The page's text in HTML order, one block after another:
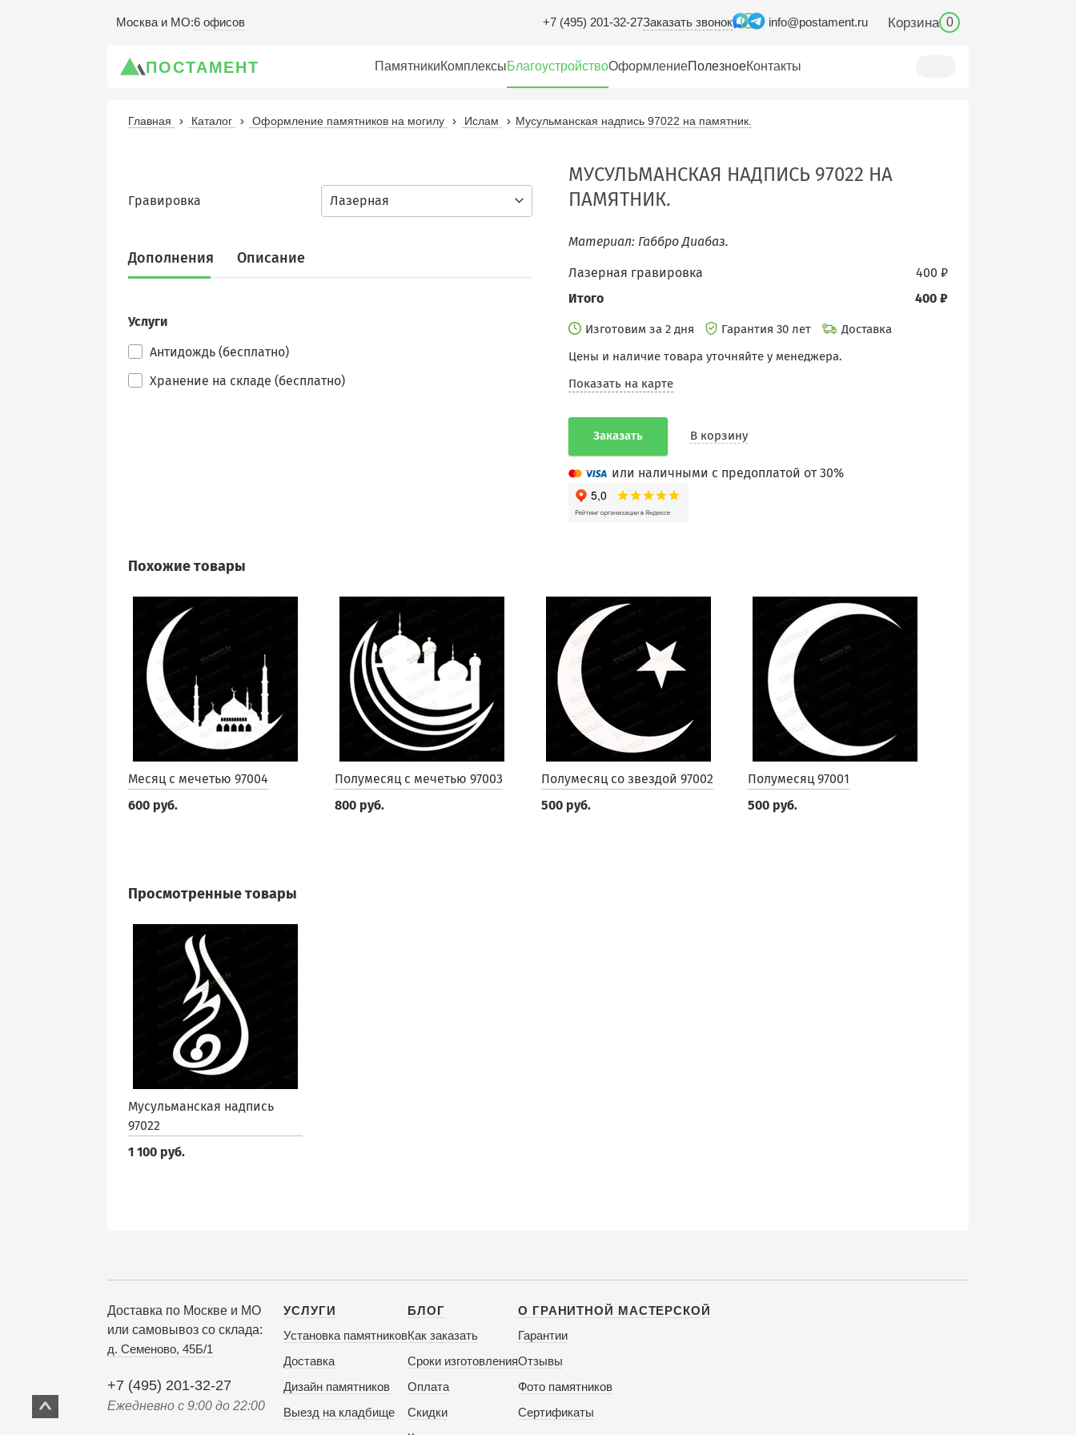
Москва и МО:6 офисов +7 (495) 201-32-27Заказать звонок info@postament.ru Корзина 0
ПОСТАМЕНТ ПамятникиКомплексыБлагоустройствоОформлениеПолезноеКонтакты
Главная Каталог Оформление памятников на могилу Ислам Мусульманская надпись 97022 на памятник.
Лазерная
Гравировка
Дополнения Описание
Услуги
Антидождь (бесплатно)
Хранение на складе (бесплатно)
МУСУЛЬМАНСКАЯ НАДПИСЬ 97022 НА
ПАМЯТНИК.
Материал: Габбро Диабаз.
400 ₽
Лазерная гравировка
400 ₽
Итого
Изготовим за 2 дня Гарантия 30 лет
Доставка
Цены и наличие товара уточняйте у менеджера.
Показать на карте
Заказать В корзину
или наличными с предоплатой от 30%
Похожие товары
Месяц с мечетью 97004
600 руб.
Полумесяц с мечетью 97003
800 руб.
Полумесяц со звездой 97002
500 руб.
Полумесяц 97001
500 руб.
Просмотренные товары
Мусульманская надпись
97022
1 100 руб.
Доставка по Москве и МО
или самовывоз со склада:
д. Семеново, 45Б/1
+7 (495) 201-32-27
Ежедневно с 9:00 до 22:00
УСЛУГИ
Установка памятников
Доставка
Дизайн памятников
Выезд на кладбище
БЛОГ
Как заказать
Сроки изготовления
Оплата
Скидки
О ГРАНИТНОЙ МАСТЕРСКОЙ
Гарантии
Отзывы
Фото памятников
Сертификаты